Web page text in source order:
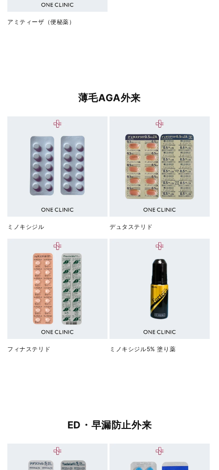
アミティーザ（便秘薬）
薄毛AGA外来
ミノキシジル デュタステリド
フィナステリド ミノキシジル5% 塗り薬
ED・早漏防止外来